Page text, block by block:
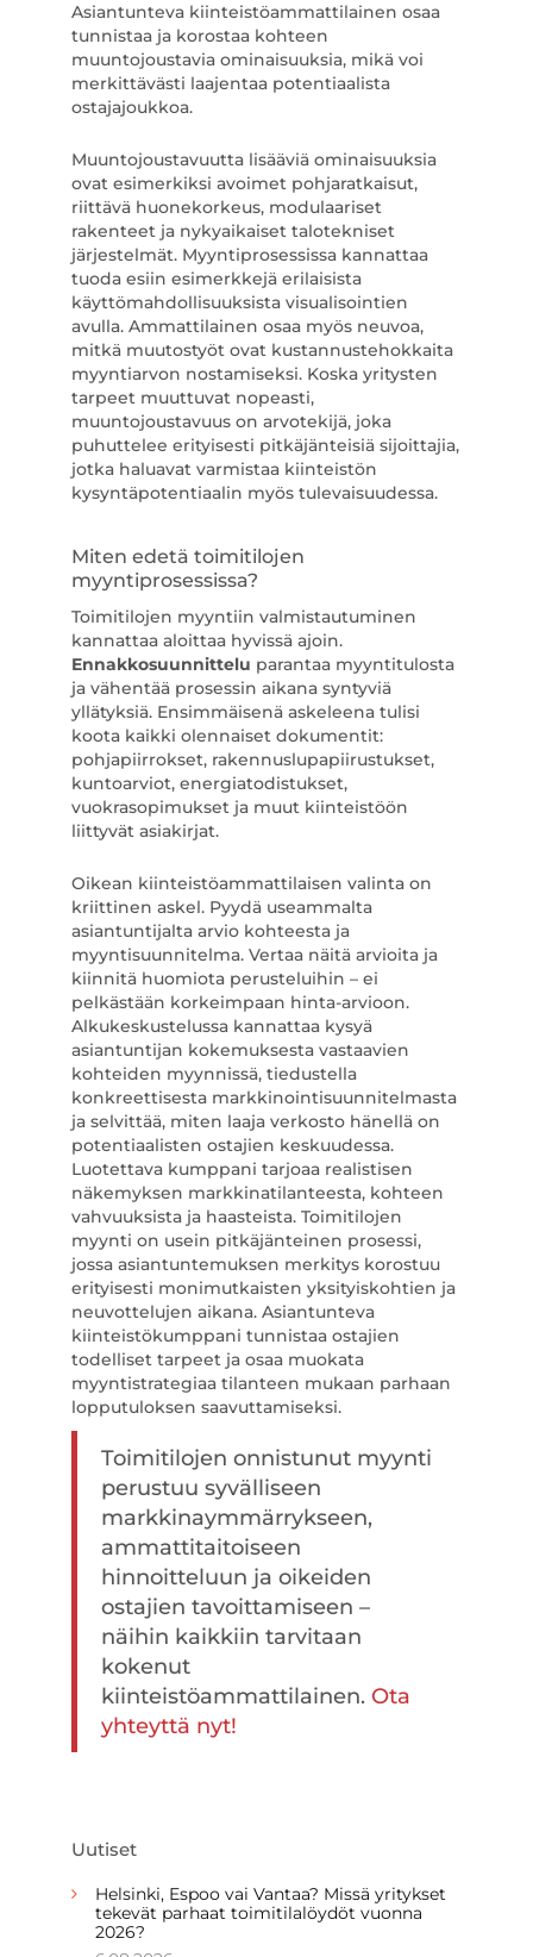
Asiantunteva kiinteistöammattilainen osaa
tunnistaa ja korostaa kohteen
muuntojoustavia ominaisuuksia, mikä voi
merkittävästi laajentaa potentiaalista
ostajajoukkoa.
Muuntojoustavuutta lisääviä ominaisuuksia
ovat esimerkiksi avoimet pohjaratkaisut,
riittävä huonekorkeus, modulaariset
rakenteet ja nykyaikaiset talotekniset
järjestelmät. Myyntiprosessissa kannattaa
tuoda esiin esimerkkejä erilaisista
käyttömahdollisuuksista visualisointien
avulla. Ammattilainen osaa myös neuvoa,
mitkä muutostyöt ovat kustannustehokkaita
myyntiarvon nostamiseksi. Koska yritysten
tarpeet muuttuvat nopeasti,
muuntojoustavuus on arvotekijä, joka
puhuttelee erityisesti pitkäjänteisiä sijoittajia,
jotka haluavat varmistaa kiinteistön
kysyntäpotentiaalin myös tulevaisuudessa.
Miten edetä toimitilojen
myyntiprosessissa?
Toimitilojen myyntiin valmistautuminen
kannattaa aloittaa hyvissä ajoin.
Ennakkosuunnittelu parantaa myyntitulosta
ja vähentää prosessin aikana syntyviä
yllätyksiä. Ensimmäisenä askeleena tulisi
koota kaikki olennaiset dokumentit:
pohjapiirrokset, rakennuslupapiirustukset,
kuntoarviot, energiatodistukset,
vuokrasopimukset ja muut kiinteistöön
liittyvät asiakirjat.
Oikean kiinteistöammattilaisen valinta on
kriittinen askel. Pyydä useammalta
asiantuntijalta arvio kohteesta ja
myyntisuunnitelma. Vertaa näitä arvioita ja
kiinnitä huomiota perusteluihin – ei
pelkästään korkeimpaan hinta-arvioon.
Alkukeskustelussa kannattaa kysyä
asiantuntijan kokemuksesta vastaavien
kohteiden myynnissä, tiedustella
konkreettisesta markkinointisuunnitelmasta
ja selvittää, miten laaja verkosto hänellä on
potentiaalisten ostajien keskuudessa.
Luotettava kumppani tarjoaa realistisen
näkemyksen markkinatilanteesta, kohteen
vahvuuksista ja haasteista. Toimitilojen
myynti on usein pitkäjänteinen prosessi,
jossa asiantuntemuksen merkitys korostuu
erityisesti monimutkaisten yksityiskohtien ja
neuvottelujen aikana. Asiantunteva
kiinteistökumppani tunnistaa ostajien
todelliset tarpeet ja osaa muokata
myyntistrategiaa tilanteen mukaan parhaan
lopputuloksen saavuttamiseksi.
Toimitilojen onnistunut myynti
perustuu syvälliseen
markkinaymmärrykseen,
ammattitaitoiseen
hinnoitteluun ja oikeiden
ostajien tavoittamiseen –
näihin kaikkiin tarvitaan
kokenut
kiinteistöammattilainen. Ota
yhteyttä nyt!
Uutiset
Helsinki, Espoo vai Vantaa? Missä yritykset
tekevät parhaat toimitilalöydöt vuonna
2026?